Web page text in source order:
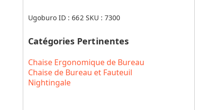
Ugoburo ID :662 SKU :7300
Catégories Pertinentes
Chaise Ergonomique de Bureau
Chaise de Bureau et Fauteuil
Nightingale